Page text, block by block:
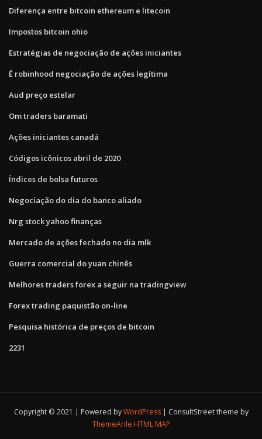
Diferença entre bitcoin ethereum e litecoin
Impostos bitcoin ohio
Estratégias de negociação de ações iniciantes
É robinhood negociação de ações legítima
Aud preço estelar
Om traders baramati
Ações iniciantes canadá
Códigos icônicos abril de 2020
Índices de bolsa futuros
Negociação do dia do banco aliado
Nrg stock yahoo finanças
Mercado de ações fechado no dia mlk
Guerra comercial do yuan chinês
Melhores traders forex a seguir na tradingview
Forex trading paquistão on-line
Pesquisa histórica de preços de bitcoin
2231
Copyright © 2021 | Powered byWordPress
ConsultStreet theme by
ThemeArile HTML MAP